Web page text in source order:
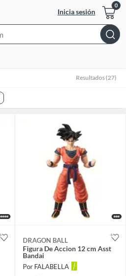
Inicia sesión
Bar
Resultados (27)
DRAGON BALL
Figura De Accion 12 cm Asst
Bandai
Por FALABELLA